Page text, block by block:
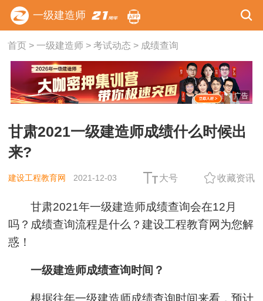
一级建造师
首页> 一级建造师> 考试动态 > 成绩查询
广告
甘肃2021一级建造师成绩什么时候出
来?
建设工程教育网 2021-12-03 大号 收藏资讯
甘肃2021年一级建造师成绩查询会在12月
吗？成绩查询流程是什么？建设工程教育网为您解
惑！
一级建造师成绩查询时间？
根据往年一级建造师成绩查询时间来看，预计